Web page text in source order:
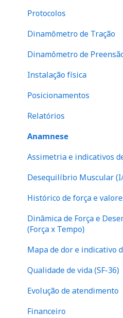
Protocolos
Dinamômetro de Tração
Dinamômetro de
Instalação física
Posicionamentos
Relatórios
Anamnese
Assimetria e indicativos
Desequilíbrio Muscular
Histórico de força e
Dinâmica de Força e
(Força x Tempo)
Mapa de dor e indicativo
Qualidade de vida (SF-36)
Evolução de atendimento
Financeiro